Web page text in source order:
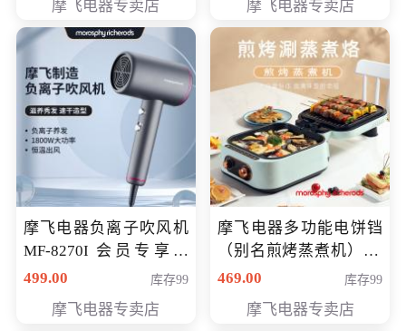
摩飞电器专卖店 摩飞电器专卖店
摩飞电器负离子吹风机
MF-8270I 会员专享价
369元
499.00 库存99
摩飞电器专卖店
摩飞电器多功能电饼铛
（别名煎烤蒸煮机） 型
号MF-8888B 会员专享
469.00 库存99
摩飞电器专卖店